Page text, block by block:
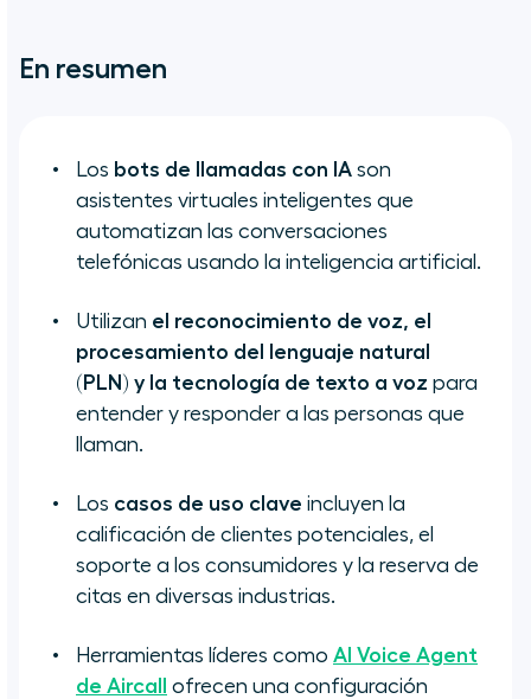
Preguntas frecuentes
En resumen
Los bots de llamadas con IA son
asistentes virtuales inteligentes que
automatizan las conversaciones
telefónicas usando la inteligencia artificial.
Utilizan el reconocimiento de voz, el
procesamiento del lenguaje natural
(PLN) y la tecnología de texto a voz para
entender y responder a las personas que
llaman.
Los casos de uso clave incluyen la
calificación de clientes potenciales, el
soporte a los consumidores y la reserva de
citas en diversas industrias.
Herramientas líderes como AI Voice Agent
de Aircall
ofrecen una configuración